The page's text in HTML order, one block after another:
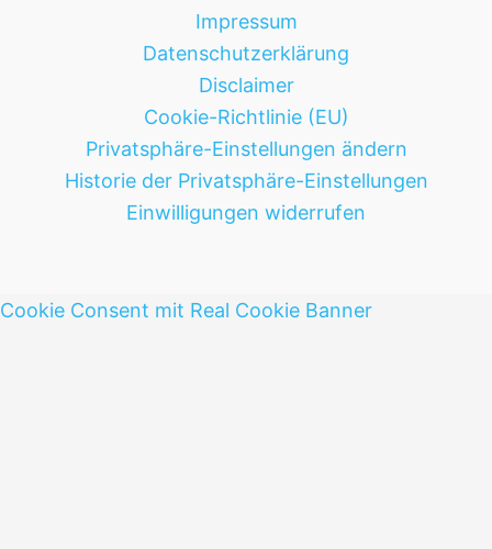
Impressum
Datenschutzerklärung
Disclaimer
Cookie-Richtlinie (EU)
Privatsphäre-Einstellungen ändern
Historie der Privatsphäre-Einstellungen
Einwilligungen widerrufen
Cookie Consent mit Real Cookie Banner